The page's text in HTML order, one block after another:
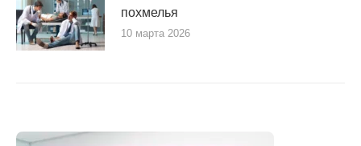
похмелья
10 марта 2026